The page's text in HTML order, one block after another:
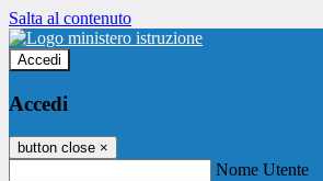
Salta al contenuto
Accedi
Accedi
button close ×
Nome Utente